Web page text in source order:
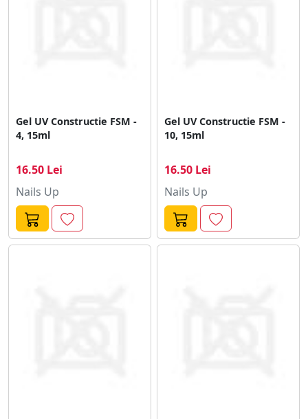
Gel UV Constructie FSM -
4, 15ml
16.50 Lei
Nails Up
Gel UV Constructie FSM -
10, 15ml
16.50 Lei
Nails Up